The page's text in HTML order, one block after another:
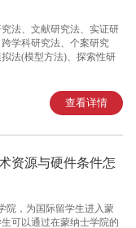
法、文献研究法、实证研
学科研究法、个案研究
法(模型方法)、探索性研
查看详情
资源与硬件条件怎
院，为国际留学生进入蒙
可以通过在蒙纳士学院的